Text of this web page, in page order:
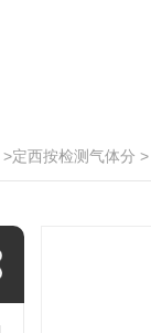
>定西按检测气体分 >